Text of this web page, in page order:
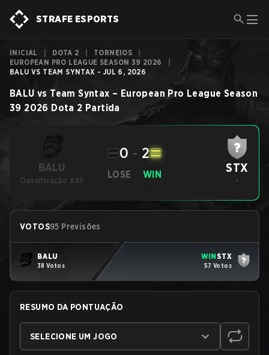
STRAFE ESPORTS
INICIAL DOTA 2 TORNEIOS
EUROPEAN PRO LEAGUE SEASON 39 2026
BALU VS TEAM SYNTAX - JUL 6, 2026
BALU vs Team Syntax – European Pro League Season
39 2026 Dota 2 Partida
BALU
Classificação #45
LOSE
0 - 2
WIN STX
-
VOTOS95 Previsões
BALU
38 Votos
WINSTX
57 Votos
RESUMO DA PONTUAÇÃO
SELECIONE UM JOGO